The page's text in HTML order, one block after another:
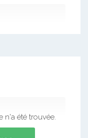
n'a été trouvée.